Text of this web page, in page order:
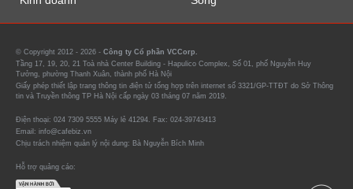
© Copyright 2012 - 2026 - Công ty Cổ phần VCCorp.
Tầng 17, 19, 20, 21 Toà nhà Center Building - Hapulico Complex, Số 01, phố Nguyễn Huy
Tưởng, phường Thanh Xuân, thành phố Hà Nội
Giấy phép thiết lập trang thông tin điện tử tổng hợp trên internet số 3321/GP-TTĐT do Sở Thông
tin và Truyền thông TP Hà Nội cấp ngày 03 tháng 07 năm 2019.
Điện thoại: 024 7309 5555 Máy lẻ 41294. Fax: 024-39743413
Email: info@cafebiz.vn
Chịu trách nhiệm quản lý nội dung: Bà Nguyễn Bích Minh
Hỗ trợ quảng cáo: